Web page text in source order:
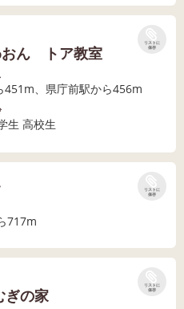
リストに
保存
おん トア教室
451m、県庁前駅から456m
生 高校生
リストに
保存
717m
リストに
保存
ぎの家